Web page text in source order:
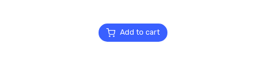
Add to cart